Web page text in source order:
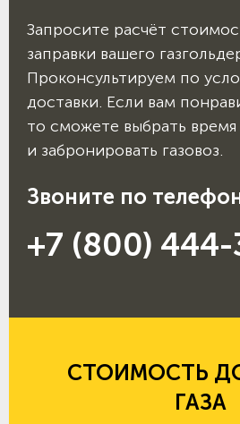
Запросите расчёт
заправки вашего
Проконсультируем по
доставки. Если вам
то сможете выбрать время
и забронировать газовоз.
Звоните по
+7 (800)
СТОИМОСТЬ
ГАЗА